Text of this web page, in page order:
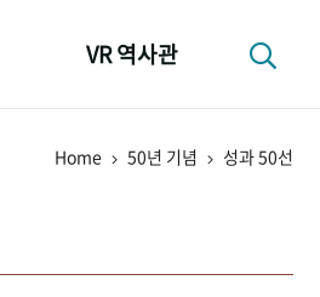
VR 역사관
Home 50년 기념 성과 50선